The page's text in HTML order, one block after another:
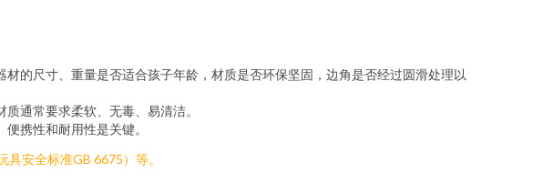
的尺寸、重量是否适合孩子年龄，材质是否环保坚固，边角是否经过圆滑处理以
通常要求柔软、无毒、易清洁。
携性和耐用性是关键。
安全标准GB 6675）等。